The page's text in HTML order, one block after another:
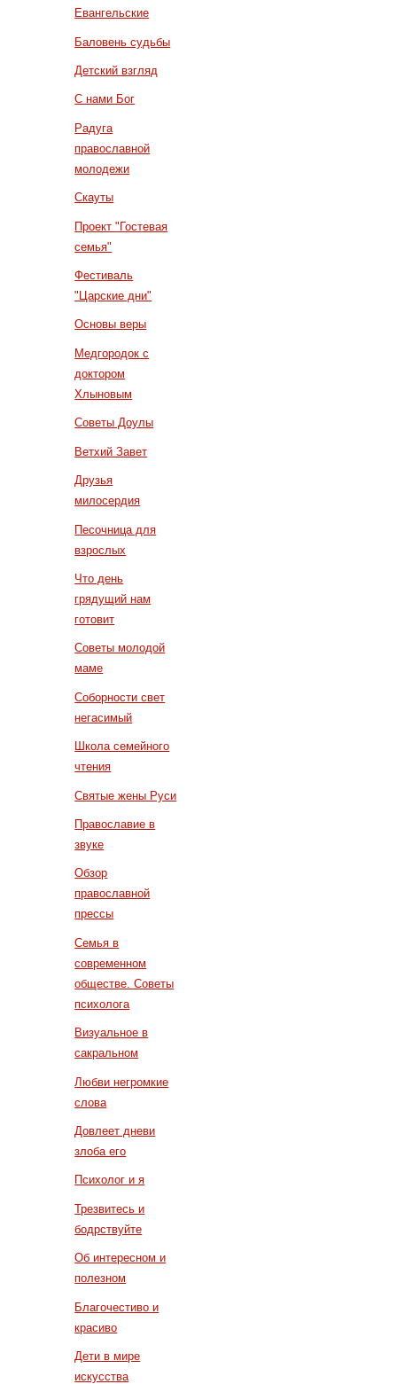
Евангельские
Баловень судьбы
Детский взгляд
С нами Бог
Радуга
православной
молодежи
Скауты
Проект "Гостевая
семья"
Фестиваль
"Царские дни"
Основы веры
Медгородок с
доктором
Хлыновым
Советы Доулы
Ветхий Завет
Друзья
милосердия
Песочница для
взрослых
Что день
грядущий нам
готовит
Советы молодой
маме
Соборности свет
негасимый
Школа семейного
чтения
Святые жены Руси
Православие в
звуке
Обзор
православной
прессы
Семья в
современном
обществе. Советы
психолога
Визуальное в
сакральном
Любви негромкие
слова
Довлеет дневи
злоба его
Психолог и я
Трезвитесь и
бодрствуйте
Об интересном и
полезном
Благочестиво и
красиво
Дети в мире
искусства